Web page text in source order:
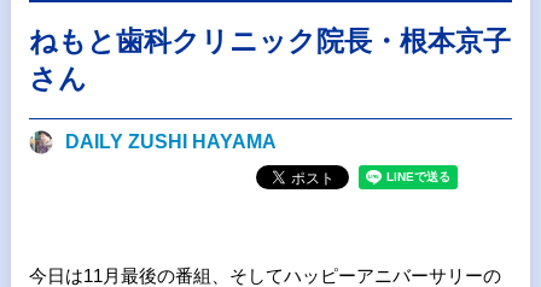
ねもと歯科クリニック院長・根本京子
さん
DAILY ZUSHI HAYAMA
今日は11月最後の番組、そしてハッピーアニバーサリーの